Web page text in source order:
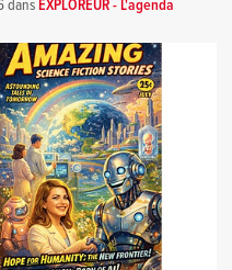
dansEXPLOREUR - L'agenda